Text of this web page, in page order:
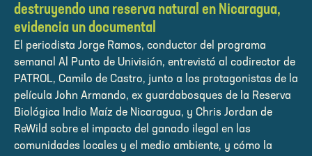
destruyendo una reserva natural en Nicaragua,
evidencia un documental
El periodista Jorge Ramos, conductor del programa
semanal Al Punto de Univisión, entrevistó al codirector de
PATROL, Camilo de Castro, junto a los protagonistas de la
película John Armando, ex guardabosques de la Reserva
Biológica Indio Maíz de Nicaragua, y Chris Jordan de
ReWild sobre el impacto del ganado ilegal en las
comunidades locales y el medio ambiente, y cómo la